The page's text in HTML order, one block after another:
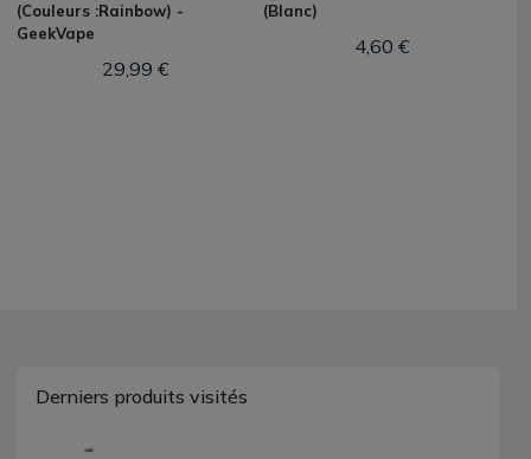
(Couleurs :Rainbow) -
GeekVape
29,99 €
(Blanc)
4,60 €
Derniers produits visités